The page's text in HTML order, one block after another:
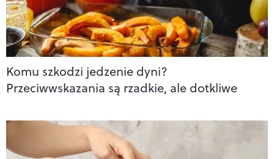
Komu szkodzi jedzenie dyni?
Przeciwwskazania są rzadkie, ale dotkliwe